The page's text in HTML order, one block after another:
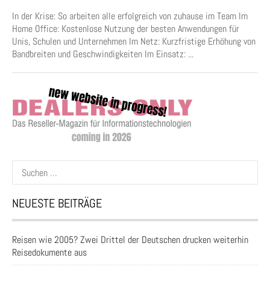
In der Krise: So arbeiten alle erfolgreich von zuhause im Team Im
Home Office: Kostenlose Nutzung der besten Anwendungen für
Unis, Schulen und Unternehmen Im Netz: Kurzfristige Erhöhung von
Bandbreiten und Geschwindigkeiten Im Einsatz: ...
Suchen
nach:
NEUESTE BEITRÄGE
Reisen wie 2005? Zwei Drittel der Deutschen drucken weiterhin
Reisedokumente aus